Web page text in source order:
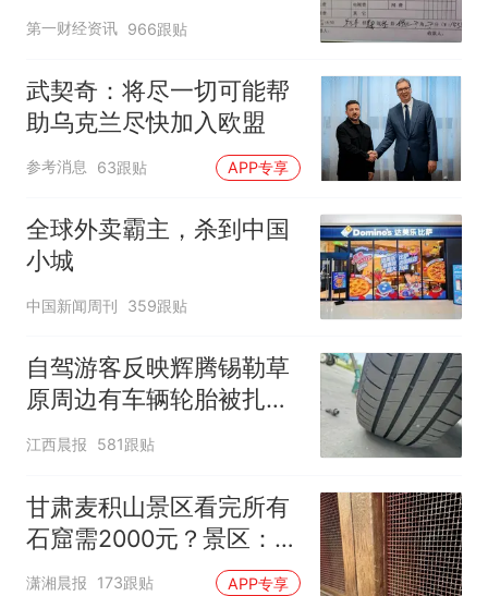
第一财经资讯 966跟贴
武契奇：将尽一切可能帮
助乌克兰尽快加入欧盟
参考消息 63跟贴 APP专享
全球外卖霸主，杀到中国
小城
中国新闻周刊 359跟贴
自驾游客反映辉腾锡勒草
原周边有车辆轮胎被扎，
修理店铺换胎价格高达千
江西晨报 581跟贴
甘肃麦积山景区看完所有
石窟需2000元？景区：部
分石窟受特别保护，游客
潇湘晨报 173跟贴 APP专享